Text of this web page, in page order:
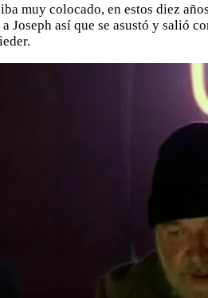
muy colocado, en estos diez
Joseph así que se asustó y salió